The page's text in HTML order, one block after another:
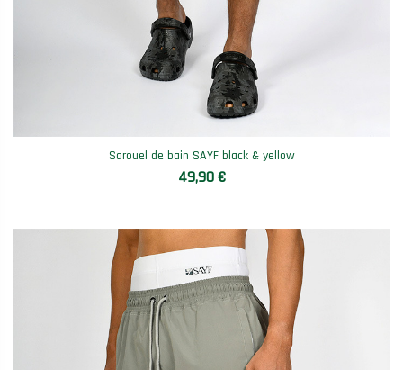
Sarouel de bain SAYF black & yellow
49,90 €